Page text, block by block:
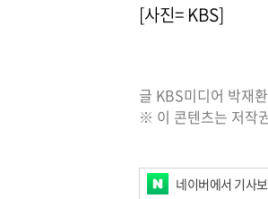
[사진= KBS]
글 KBS미디어 박
※ 이 콘텐츠는 저작
네이버에서 기사